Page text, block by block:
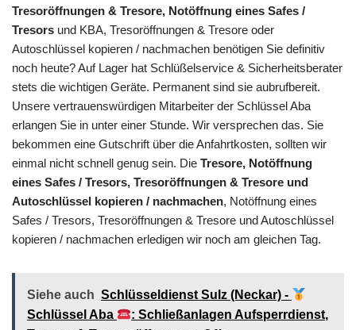
Tresoröffnungen & Tresore, Notöffnung eines Safes /
Tresors und KBA, Tresoröffnungen & Tresore oder
Autoschlüssel kopieren / nachmachen benötigen Sie definitiv
noch heute? Auf Lager hat Schlüßelservice & Sicherheitsberater
stets die wichtigen Geräte. Permanent sind sie aubrufbereit.
Unsere vertrauenswürdigen Mitarbeiter der Schlüssel Aba
erlangen Sie in unter einer Stunde. Wir versprechen das. Sie
bekommen eine Gutschrift über die Anfahrtkosten, sollten wir
einmal nicht schnell genug sein. Die Tresore, Notöffnung
eines Safes / Tresors, Tresoröffnungen & Tresore und
Autoschlüssel kopieren / nachmachen, Notöffnung eines
Safes / Tresors, Tresoröffnungen & Tresore und Autoschlüssel
kopieren / nachmachen erledigen wir noch am gleichen Tag.
Siehe auch Schlüsseldienst Sulz (Neckar) -
Schlüssel Aba
: Schließanlagen Aufsperrdienst,